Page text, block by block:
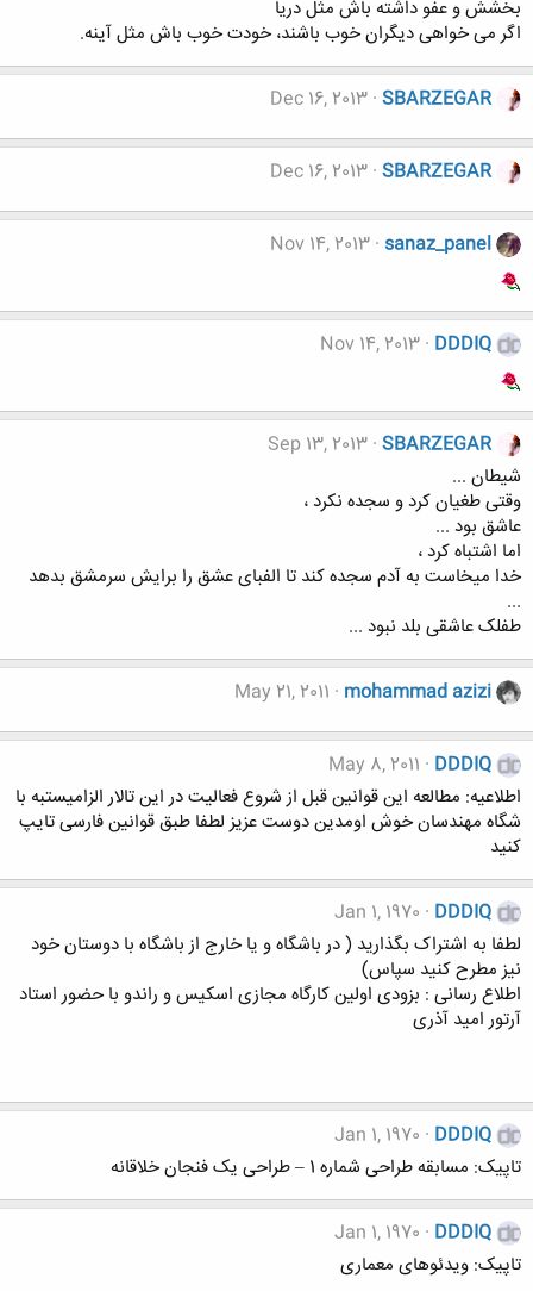
بخشش و عفو داشته باش مثل دریا
اگر می خواهی دیگران خوب باشند، خودت خوب باش مثل آینه.
SBARZEGAR
Dec 16, 2013
SBARZEGAR
Dec 16, 2013
sanaz_panel
Nov 14, 2013
DDDIQ
Nov 14, 2013
SBARZEGAR
Sep 13, 2013
شیطان ...
وقتی طغیان کرد و سجده نکرد ،
عاشق بود ...
اما اشتباه کرد ،
خدا میخاست به آدم سجده کند تا الفبای عشق را برایش سرمشق بدهد
...
طفلک عاشقی بلد نبود ...
mohammad azizi
May 21, 2011
DDDIQ
May 8, 2011
اطلاعيه: مطالعه این قوانین قبل از شروع فعالیت در این تالار الزامیستبه با
شگاه مهندسان خوش اومدین دوست عزیز لطفا طبق قوانین فارسی تایپ
کنید
DDDIQ
Jan 1, 1970
لطفا به اشتراک بگذارید ( در باشگاه و یا خارج از باشگاه با دوستان خود
نیز مطرح کنید سپاس)
اطلاع رسانی : بزودی اولین کارگاه مجازی اسکیس و راندو با حضور استاد
آرتور امید آذری
DDDIQ
Jan 1, 1970
تاپیک: مسابقه طراحی شماره 1 – طراحی یک فنجان خلاقانه
DDDIQ
Jan 1, 1970
تاپیک: ویدئوهای معماری